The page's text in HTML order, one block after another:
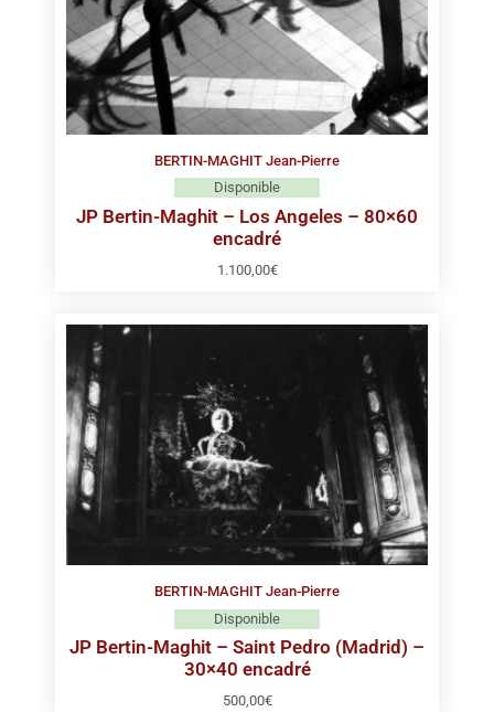
BERTIN-MAGHIT Jean-Pierre
Disponible
JP Bertin-Maghit – Los Angeles – 80×60
encadré
1.100,00€
BERTIN-MAGHIT Jean-Pierre
Disponible
JP Bertin-Maghit – Saint Pedro (Madrid) –
30×40 encadré
500,00€